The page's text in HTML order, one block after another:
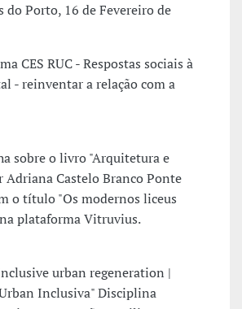
do Porto, 16 de Fevereiro de
CES RUC - Respostas sociais à
- reinventar a relação com a
sobre o livro "Arquitetura e
Adriana Castelo Branco Ponte
o título "Os modernos liceus
plataforma Vitruvius.
urban regeneration |
Inclusiva" Disciplina